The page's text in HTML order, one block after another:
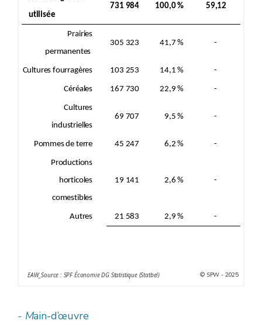
utilisée
731 984 100,0 % 59,12
Prairies
permanentes
305 323 41,7 % -
Cultures fourragères 103 253 14,1 % -
Céréales 167 730 22,9 % -
Cultures
industrielles
69 707 9,5 % -
Pommes de terre 45 247 6,2 % -
Productions
horticoles
comestibles
19 141 2,6 % -
Autres 21 583 2,9 % -
EAW_Source : SPF Économie DG Statistique (Statbel) © SPW - 2025
- Main-d’œuvre